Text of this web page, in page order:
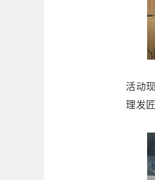
活动
理发